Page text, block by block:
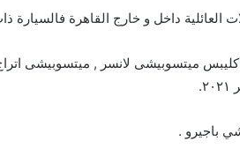
العائلية داخل و خارج القاهرة فالسيارة
ميتسوبيشى لانسر , ميتسوبيشى